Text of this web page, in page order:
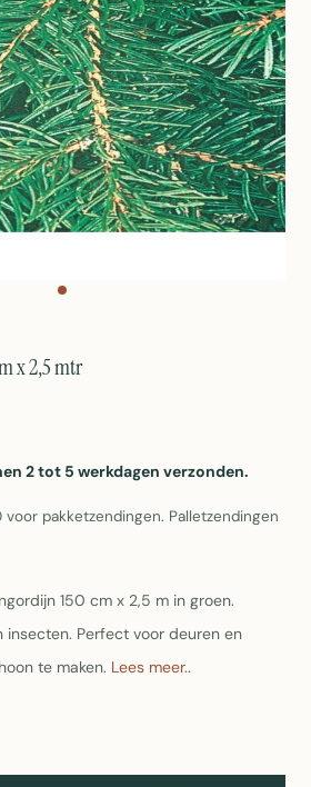
x 2,5 mtr
2 tot 5 werkdagen verzonden.
voor pakketzendingen. Palletzendingen
150 cm x 2,5 m in groen.
insecten. Perfect voor deuren en
te maken. Lees meer..